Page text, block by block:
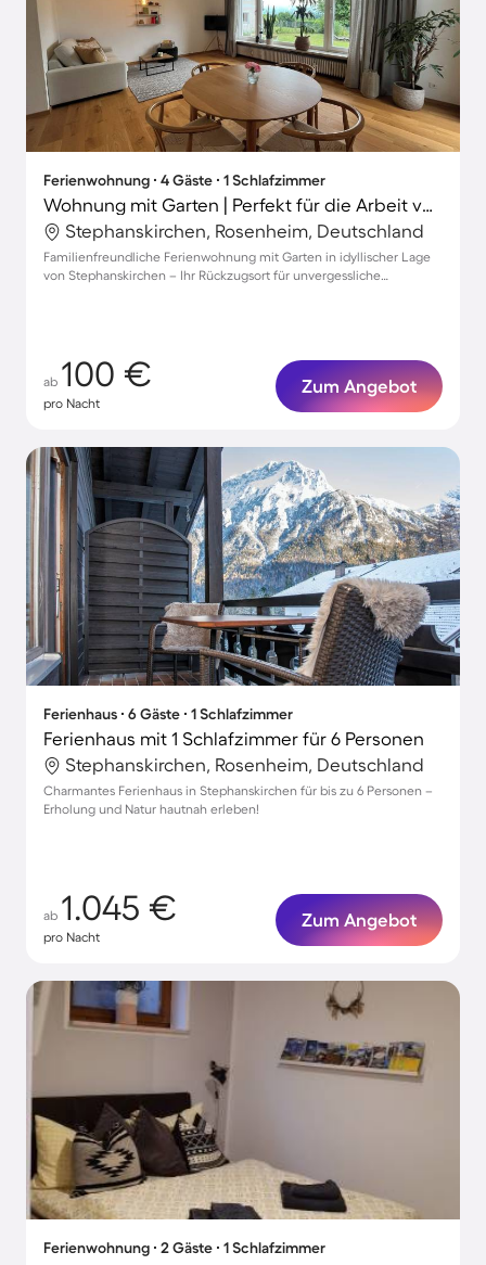
Ferienwohnung ∙ 4 Gäste ∙ 1 Schlafzimmer
Wohnung mit Garten | Perfekt für die Arbeit von Zuhause
Stephanskirchen, Rosenheim, Deutschland
Familienfreundliche Ferienwohnung mit Garten in idyllischer Lage
von Stephanskirchen – Ihr Rückzugsort für unvergessliche
ab 100 €
pro Nacht
Zum Angebot
Ferienhaus ∙ 6 Gäste ∙ 1 Schlafzimmer
Ferienhaus mit 1 Schlafzimmer für 6 Personen
Stephanskirchen, Rosenheim, Deutschland
Charmantes Ferienhaus in Stephanskirchen für bis zu 6 Personen –
Erholung und Natur hautnah erleben!
ab 1.045 €
pro Nacht
Zum Angebot
Ferienwohnung ∙ 2 Gäste ∙ 1 Schlafzimmer